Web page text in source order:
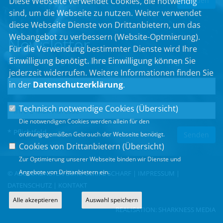
Newsletter
Erhalten Sie Neuigkeiten aus dem Landtag und der Region.
* Pflichtfeld
© ABGEORDNETEN BÜRO ULRIKE SCHARF | IMPRESSUM
DATENSCHUTZ
KONTAKT
REALISATION: SHARKNESS MEDIA
sind, um die Webseite zu nutzen. Weiter verwendet
diese Webseite Dienste von Drittanbietern, um das
Webangebot zu verbessern (Website-Optmierung).
Für die Verwendung bestimmter Dienste wird Ihre
Einwilligung benötigt. Ihre Einwilligung können Sie
jederzeit widerrufen. Weitere Informationen finden Sie
in der Datenschutzerklärung.
Technisch notwendige Cookies (Übersicht)
Die notwendigen Cookies werden allein für den
ordnungsgemäßen Gebrauch der Webseite benötigt.
Cookies von Drittanbietern (Übersicht)
Zur Optimierung unserer Webseite binden wir Dienste und
Angebote von Drittanbietern ein.
Alle akzeptieren Auswahl speichern